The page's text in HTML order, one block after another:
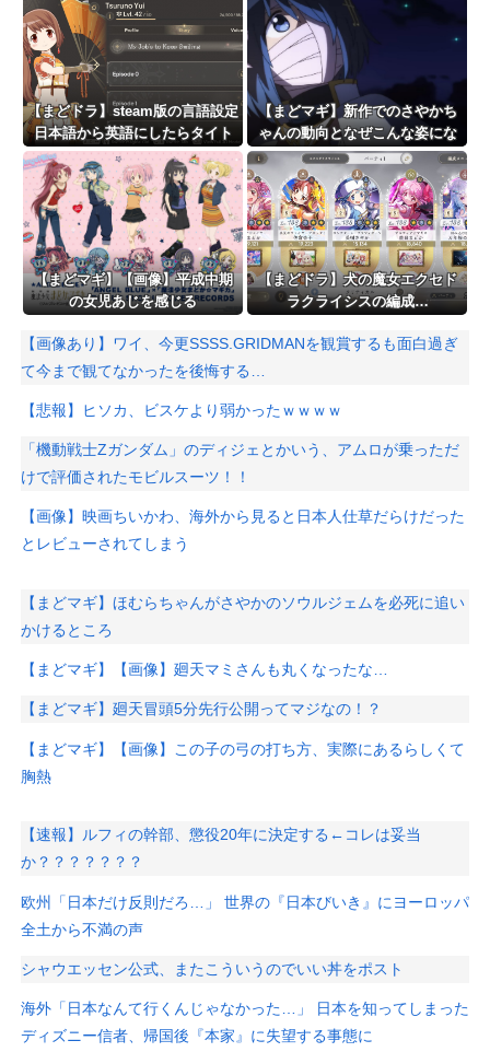
【まどドラ】steam版の言語設定
日本語から英語にしたらタイト
ル画面からゲーム内に入ること
ができなくなっちゃった
【まどマギ】新作でのさやかち
ゃんの動向となぜこんな姿にな
っているのかが気になる
【まどマギ】【画像】平成中期
の女児あじを感じる
【まどドラ】犬の魔女エクセド
ラクライシスの編成…
【画像あり】ワイ、今更SSSS.GRIDMANを観賞するも面白過ぎ
て今まで観てなかったを後悔する…
【悲報】ヒソカ、ビスケより弱かったｗｗｗｗ
「機動戦士Ζガンダム」のディジェとかいう、アムロが乗っただ
けで評価されたモビルスーツ！！
【画像】映画ちいかわ、海外から見ると日本人仕草だらけだった
とレビューされてしまう
【まどマギ】ほむらちゃんがさやかのソウルジェムを必死に追い
かけるところ
【まどマギ】【画像】廻天マミさんも丸くなったな…
【まどマギ】廻天冒頭5分先行公開ってマジなの！？
【まどマギ】【画像】この子の弓の打ち方、実際にあるらしくて
胸熱
【速報】ルフィの幹部、懲役20年に決定する←コレは妥当
か？？？？？？？
欧州「日本だけ反則だろ…」 世界の『日本びいき』にヨーロッパ
全土から不満の声
シャウエッセン公式、またこういうのでいい丼をポスト
海外「日本なんて行くんじゃなかった…」 日本を知ってしまった
ディズニー信者、帰国後『本家』に失望する事態に